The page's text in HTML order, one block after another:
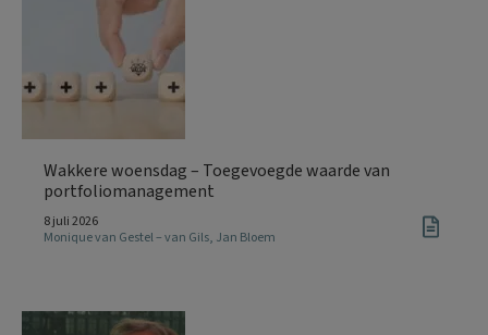
Wakkere woensdag – Toegevoegde waarde van
portfoliomanagement
8 juli 2026
Monique van Gestel – van Gils, Jan Bloem